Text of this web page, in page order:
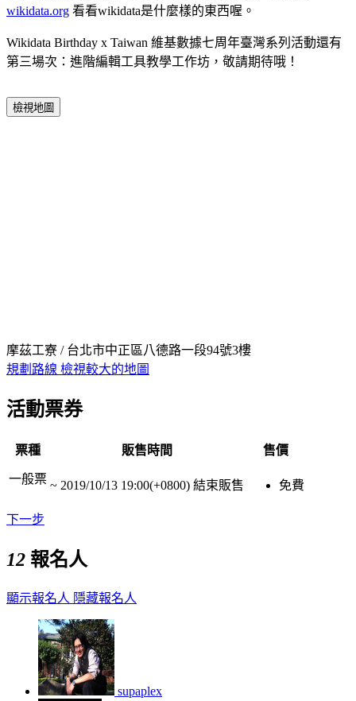
wikidata.org 看看wikidata是什麼樣的東西喔。
Wikidata Birthday x Taiwan 維基數據七周年臺灣系列活動還有
第三場次 ：進階編輯工具教學工作坊，敬請期待哦！
檢視地圖
摩茲工寮 / 台北市中正區八德路一段94號3樓
規劃路線 檢視較大的地圖
活動票券
票種 販售時間 售價
一般票 ~ 2019/10/13 19:00(+0800) 結束販售 免費
下一步
12 報名人
顯示報名人 隱藏報名人
supaplex